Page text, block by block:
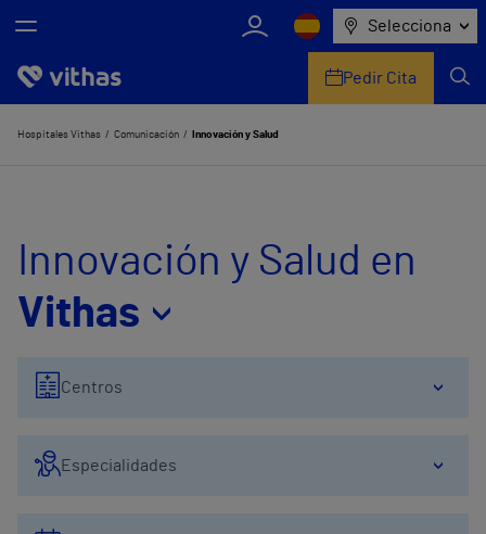
Selecciona
Nosotros
Comunicación
Pedir Cita
Hospitales Vithas Comunicación Innovación y Salud
Innovación y Salud en
Vithas
Centros
Especialidades